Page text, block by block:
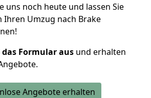
uns noch heute und lassen Sie
Ihren Umzug nach Brake
Formular aus und erhalten
Angebote erhalten